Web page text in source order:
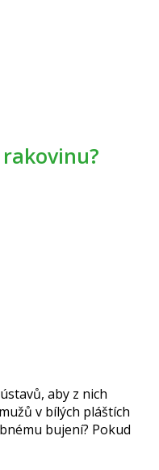
rakovinu?
aby z nich
v bílých pláštích
bujení? Pokud